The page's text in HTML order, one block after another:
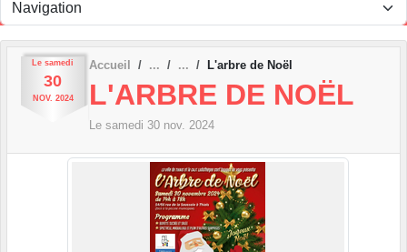
Le samedi
30
NOV. 2024
Accueil L'arbre de Noël
L'ARBRE DE NOËL
Le samedi 30 nov. 2024